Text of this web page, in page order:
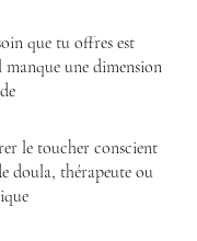
que tu offres est
une dimension
le toucher conscient
doula, thérapeute ou